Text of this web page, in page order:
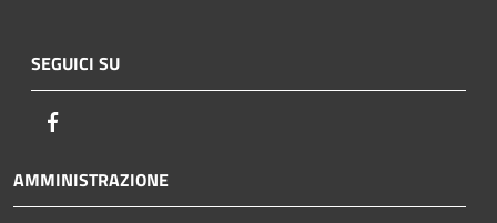
SEGUICI SU
AMMINISTRAZIONE